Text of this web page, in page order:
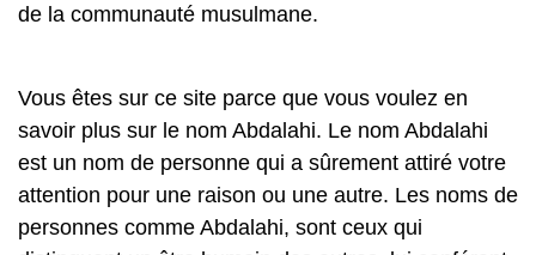
de la communauté musulmane.
Vous êtes sur ce site parce que vous voulez en
savoir plus sur le nom Abdalahi. Le nom Abdalahi
est un nom de personne qui a sûrement attiré votre
attention pour une raison ou une autre. Les noms de
personnes comme Abdalahi, sont ceux qui